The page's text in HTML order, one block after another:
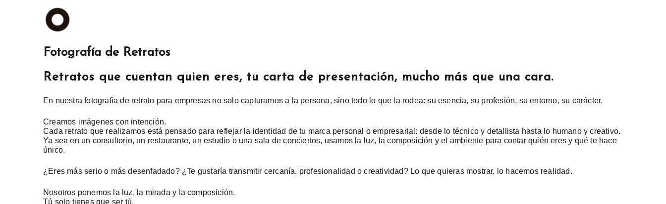
Fotografía de Retratos
Retratos que cuentan quien eres, tu carta de presentación, mucho más que una cara.
En nuestra fotografía de retrato para empresas no solo capturamos a la persona, sino todo lo que la rodea: su esencia, su profesión, su entorno, su carácter.
Creamos imágenes con intención.
Cada retrato que realizamos está pensado para reflejar la identidad de tu marca personal o empresarial: desde lo técnico y detallista hasta lo humano y creativo.
Ya sea en un consultorio, un restaurante, un estudio o una sala de conciertos, usamos la luz, la composición y el ambiente para contar quién eres y qué te hace
único.
¿Eres más serio o más desenfadado? ¿Te gustaría transmitir cercanía, profesionalidad o creatividad? Lo que quieras mostrar, lo hacemos realidad.
Nosotros ponemos la luz, la mirada y la composición.
Tú solo tienes que ser tú.